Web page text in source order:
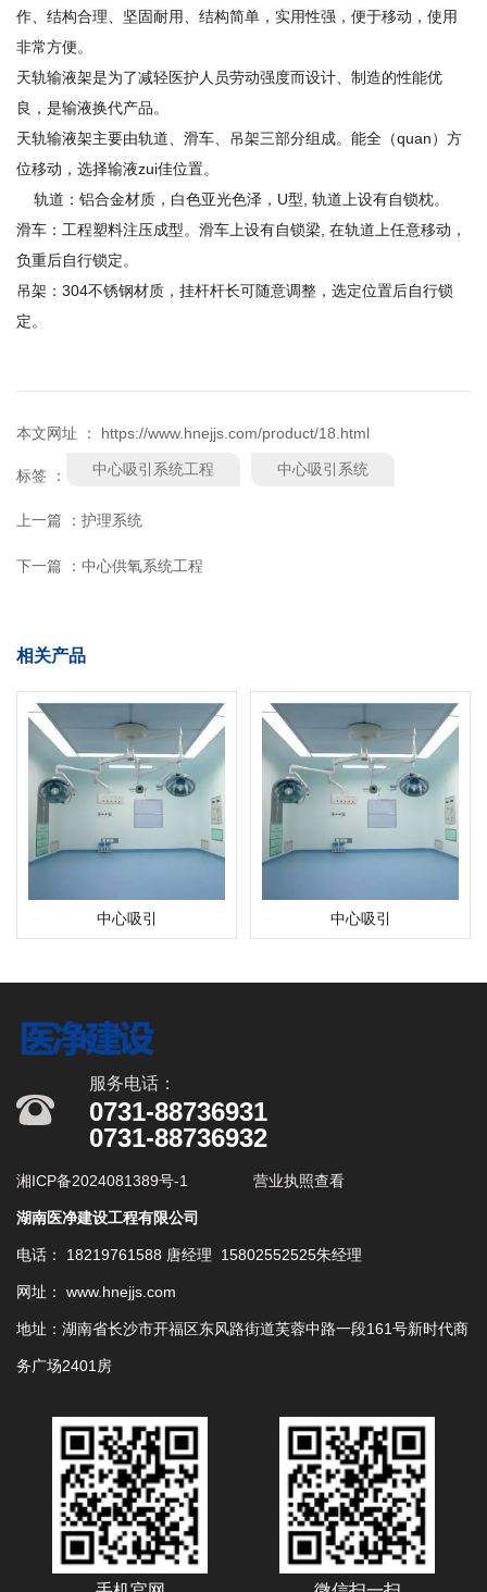
作、结构合理、坚固耐用、结构简单，实用性强，便于移动，使用
非常方便。
天轨输液架是为了减轻医护人员劳动强度而设计、制造的性能优
良，是输液换代产品。
天轨输液架主要由轨道、滑车、吊架三部分组成。能全（quan）方
位移动，选择输液zui佳位置。
轨道：铝合金材质，白色亚光色泽，U型, 轨道上设有自锁枕。
滑车：工程塑料注压成型。滑车上设有自锁梁, 在轨道上任意移动，
负重后自行锁定。
吊架：304不锈钢材质，挂杆杆长可随意调整，选定位置后自行锁
定。
本文网址 ： https://www.hnejjs.com/product/18.html
标签 ： 中心吸引系统工程 中心吸引系统
上一篇 ： 护理系统
下一篇 ： 中心供氧系统工程
相关产品
中心吸引 中心吸引
服务电话：
0731-88736931
0731-88736932
湘ICP备2024081389号-1 营业执照查看
湖南医净建设工程有限公司
电话： 18219761588 唐经理 15802552525朱经理
网址： www.hnejjs.com
地址：湖南省长沙市开福区东风路街道芙蓉中路一段161号新时代商
务广场2401房